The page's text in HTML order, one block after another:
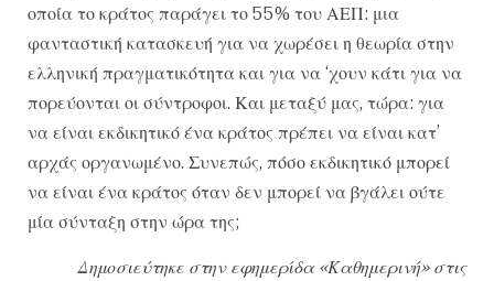
οποία το κράτος παράγει το 55% του ΑΕΠ: μια
φανταστική κατασκευή για να χωρέσει η θεωρία στην
ελληνική πραγματικότητα και για να ‘χουν κάτι για να
πορεύονται οι σύντροφοι. Και μεταξύ μας, τώρα: για
να είναι εκδικητικό ένα κράτος πρέπει να είναι κατ’
αρχάς οργανωμένο. Συνεπώς, πόσο εκδικητικό μπορεί
να είναι ένα κράτος όταν δεν μπορεί να βγάλει ούτε
μία σύνταξη στην ώρα της;
Δημοσιεύτηκε στην εφημερίδα «Καθημερινή» στις